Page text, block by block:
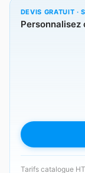
DEVIS GRATUIT ·
Personnalisez
Tarifs catalogue